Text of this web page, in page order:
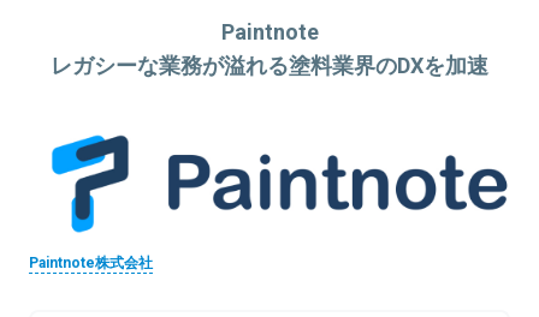
Paintnote
レガシーな業務が溢れる塗料業界のDXを加速
Paintnote株式会社